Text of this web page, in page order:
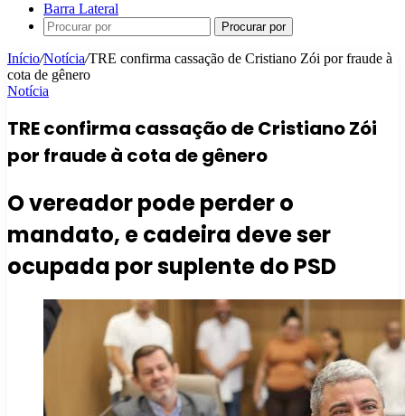
Barra Lateral
Procurar por
Início/Notícia/TRE confirma cassação de Cristiano Zói por fraude à
cota de gênero
Notícia
TRE confirma cassação de Cristiano Zói
por fraude à cota de gênero
O vereador pode perder o
mandato, e cadeira deve ser
ocupada por suplente do PSD